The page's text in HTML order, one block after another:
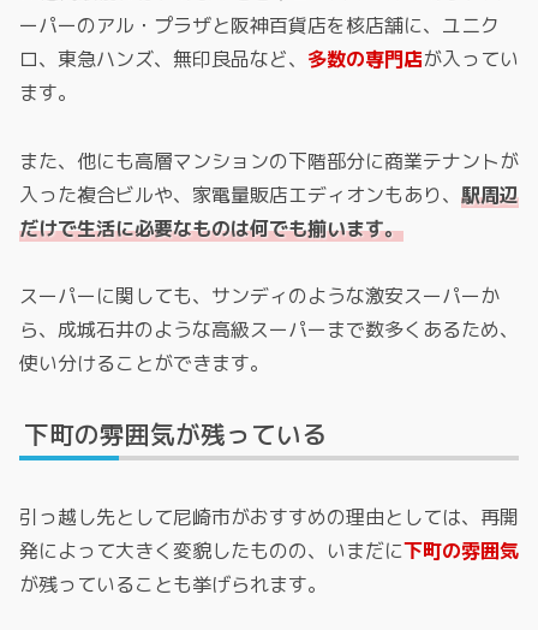
ーパーのアル・プラザと阪神百貨店を核店舗に、ユニク
ロ、東急ハンズ、無印良品など、 多数の専門店が入ってい
ます。
また、他にも高層マンションの下階部分に商業テナントが
入った複合ビルや、家電量販店エディオンもあり、 駅周辺
だけで生活に必要なものは何でも揃います。
スーパーに関しても、サンディのような激安スーパーか
ら、成城石井のような高級スーパーまで数多くあるため、
使い分けることができます。
下町の雰囲気が残っている
引っ越し先として尼崎市がおすすめの理由としては、再開
発によって大きく変貌したものの、いまだに下町の雰囲気
が残っていることも挙げられます。